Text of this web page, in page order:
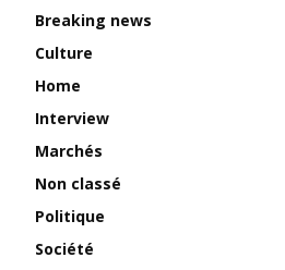
Breaking news
Culture
Home
Interview
Marchés
Non classé
Politique
Société